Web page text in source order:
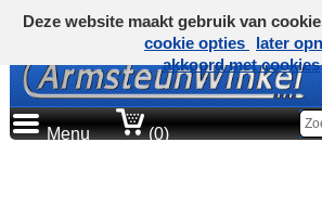
Menu (0)
Deze website maakt gebruik van
cookie opties
later
akkoord met cookies